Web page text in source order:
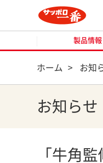
製品情報
ホーム > お知
お知らせ
「牛角